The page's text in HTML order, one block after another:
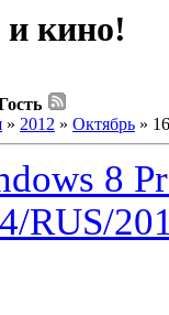
кино!
» 2012 » Октябрь » 16
8
RUS/